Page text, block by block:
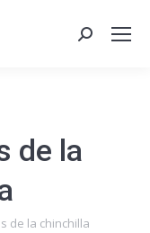
Search:
de la
de la chinchilla